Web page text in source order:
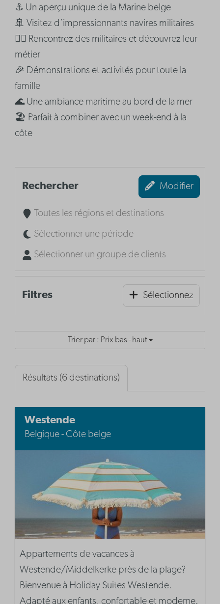
⚓ Un aperçu unique de la Marine belge
🚢 Visitez d’impressionnants navires militaires
👨‍✈️ Rencontrez des militaires et découvrez leur
métier
🎉 Démonstrations et activités pour toute la
famille
🌊 Une ambiance maritime au bord de la mer
🏖️ Parfait à combiner avec un week-end à la
côte
Rechercher Modifier
Toutes les régions et destinations
Sélectionner une période
Sélectionner un groupe de clients
Filtres Sélectionnez
Trier par : Prix bas - haut
Résultats (6 destinations)
Westende
Belgique - Côte belge
Appartements de vacances à
Westende/Middelkerke près de la plage?
Bienvenue à Holiday Suites Westende.
Adapté aux enfants, confortable et moderne.